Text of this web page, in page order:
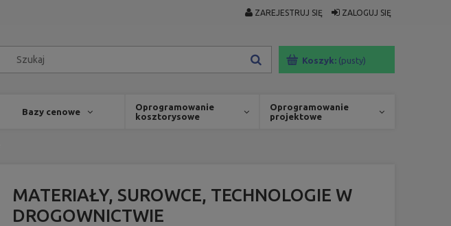
ZAREJESTRUJ SIĘ ZALOGUJ SIĘ
Koszyk: (pusty)
Bazy cenowe
Oprogramowanie
kosztorysowe
Oprogramowanie
projektowe
MATERIAŁY, SUROWCE, TECHNOLOGIE W
DROGOWNICTWIE